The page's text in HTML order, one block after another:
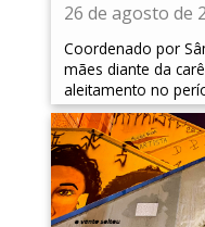
26 de agosto de
Coordenado por
mães diante da
aleitamento no